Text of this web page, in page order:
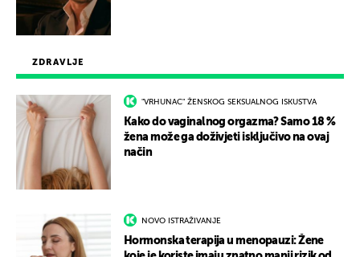
ZDRAVLJE
"VRHUNAC" ŽENSKOG SEKSUALNOG ISKUSTVA
Kako do vaginalnog orgazma? Samo 18 %
žena može ga doživjeti isključivo na ovaj
način
NOVO ISTRAŽIVANJE
Hormonska terapija u menopauzi: Žene